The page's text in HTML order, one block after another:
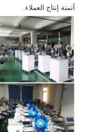
أتمتة إنتاج العملاء.